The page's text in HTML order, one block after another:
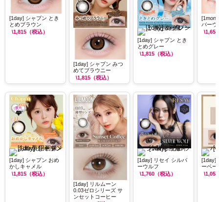
[1day] シャプン とき
とめブラウン
\1,815 （税込）
[1day] シャプン みつ
めてブラウニー
\1,815 （税込）
[1day] シャプン とき
とめグレー
\1,815 （税込）
バーウ
\1,650
[1day] シャプン おめ
かしキャメル
\1,815 （税込）
[1day] リルムーン
0.03ゼロシリーズ サ
ンセットコーヒー
[1day] リセイ シルバ
ーウルフ
\1,760 （税込）
[1day]
ーベー
\1,056